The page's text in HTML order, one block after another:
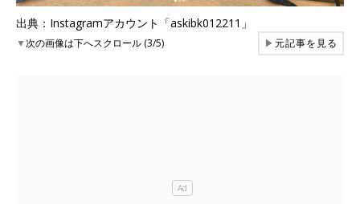
出典：Instagramアカウント「askibk012211」
▼次の画像は下へスクロール (3/5) ▶元記事を見る